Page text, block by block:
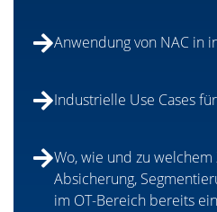
Anwendung von NAC in
Industrielle Use Cases
Wo, wie und zu
Absicherung,
im OT-Bereich bereits ein